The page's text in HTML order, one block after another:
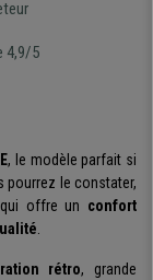
4,9/5
, le modèle parfait si
pourrez le constater,
qui offre un confort
.
rétro, grande